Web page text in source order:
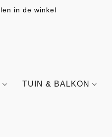
in de winkel
TUIN & BALKON